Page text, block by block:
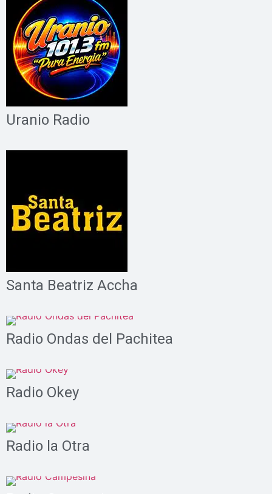
Uranio Radio
Santa Beatriz Accha
Radio Ondas del Pachitea
Radio Okey
Radio la Otra